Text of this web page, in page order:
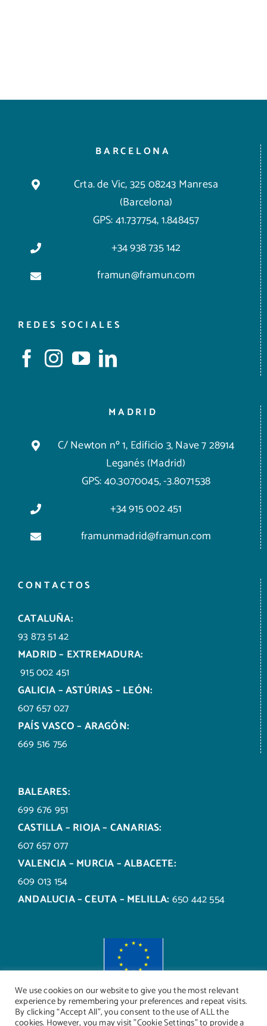
BARCELONA
Crta. de Vic, 325 08243 Manresa
(Barcelona)
GPS: 41.737754, 1.848457
+34 938 735 142
framun@framun.com
REDES SOCIALES
MADRID
C/ Newton nº 1, Edificio 3, Nave 7 28914
Leganés (Madrid)
GPS: 40.3070045, -3.8071538
+34 915 002 451
framunmadrid@framun.com
CONTACTOS
CATALUÑA:
93 873 51 42
MADRID – EXTREMADURA:
915 002 451
GALICIA – ASTÚRIAS – LEÓN:
607 657 027
PAÍS VASCO – ARAGÓN:
669 516 756
BALEARES:
699 676 951
CASTILLA – RIOJA – CANARIAS:
607 657 077
VALENCIA – MURCIA – ALBACETE:
609 013 154
ANDALUCIA – CEUTA – MELILLA: 650 442 554
We use cookies on our website to give you the most relevant
experience by remembering your preferences and repeat visits.
By clicking “Accept All”, you consent to the use of ALL the
cookies. However, you may visit "Cookie Settings" to provide a